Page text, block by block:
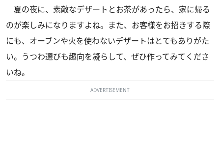
夏の夜に、素敵なデザートとお茶があったら、家に帰る
のが楽しみになりますよね。また、お客様をお招きする際
にも、オーブンや火を使わないデザートはとてもありがた
い。うつわ選びも趣向を凝らして、ぜひ作ってみてくださ
いね。
ADVERTISEMENT